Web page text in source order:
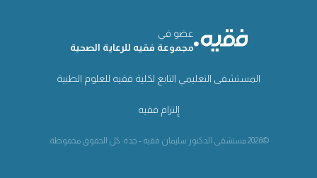
عضو في
مجموعة فقيه للرعاية الصحية
المستشفى التعليمي التابع لكلية فقيه للعلوم الطبية
إلتزام فقيه
©2026 مستشفى الدكتور سليمان فقيه - جدة. كل الحقوق محفوظة.